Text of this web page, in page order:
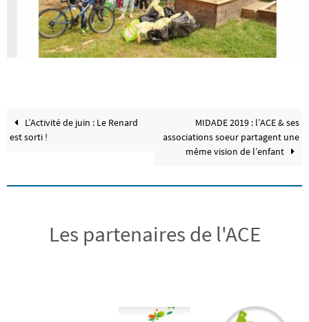
L’Activité de juin : Le Renard
est sorti !
MIDADE 2019 : l’ACE & ses
associations soeur partagent une
même vision de l’enfant
Les partenaires de l'ACE